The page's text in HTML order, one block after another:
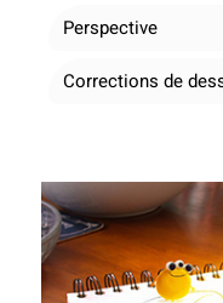
Perspective
Corrections de